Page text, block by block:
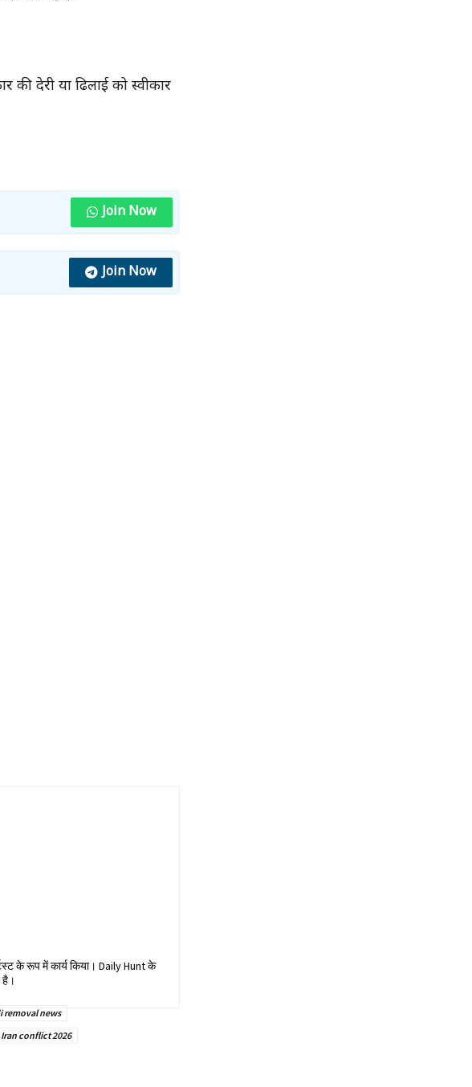
की देरी या ढिलाई को स्वीकार
Join Now
Join Now
के रूप में कार्य किया। Daily Hunt के
है।
removal news
Iran conflict 2026